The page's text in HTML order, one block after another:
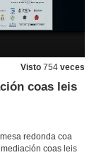
Visto 754 veces
coas leis
redonda coa
coas leis
Principios reitores e límites da figura do mediador/a